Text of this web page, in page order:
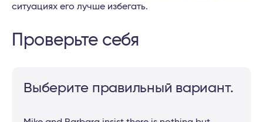
ситуациях его лучше избегать.
Проверьте себя
Выберите правильный вариант.